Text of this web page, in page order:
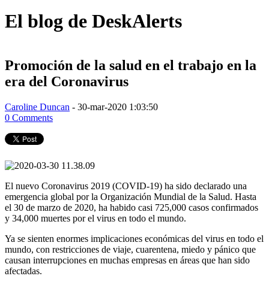
El blog de DeskAlerts
Promoción de la salud en el trabajo en la
era del Coronavirus
Caroline Duncan - 30-mar-2020 1:03:50
0 Comments
El nuevo Coronavirus 2019 (COVID-19) ha sido declarado una
emergencia global por la Organización Mundial de la Salud. Hasta
el 30 de marzo de 2020, ha habido casi 725,000 casos confirmados
y 34,000 muertes por el virus en todo el mundo.
Ya se sienten enormes implicaciones económicas del virus en todo el
mundo, con restricciones de viaje, cuarentena, miedo y pánico que
causan interrupciones en muchas empresas en áreas que han sido
afectadas.